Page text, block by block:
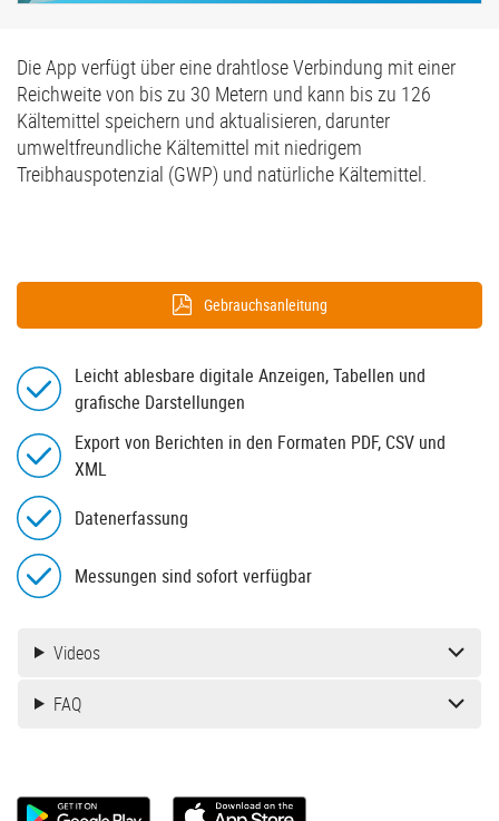
Die App verfügt über eine drahtlose Verbindung mit einer
Reichweite von bis zu 30 Metern und kann bis zu 126
Kältemittel speichern und aktualisieren, darunter
umweltfreundliche Kältemittel mit niedrigem
Treibhauspotenzial (GWP) und natürliche Kältemittel.
Gebrauchsanleitung
Leicht ablesbare digitale Anzeigen, Tabellen und
grafische Darstellungen
Export von Berichten in den Formaten PDF, CSV und
XML
Datenerfassung
Messungen sind sofort verfügbar
Videos
FAQ